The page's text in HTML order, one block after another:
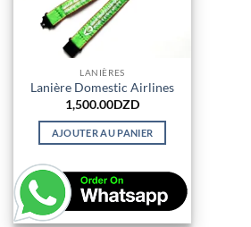
LANIÈRES
Lanière Domestic Airlines
1,500.00DZD
AJOUTER AU PANIER